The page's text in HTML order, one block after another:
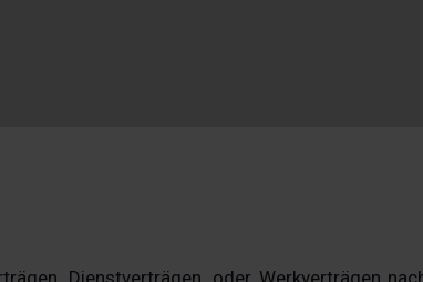
Dienstverträgen, oder Werkverträgen